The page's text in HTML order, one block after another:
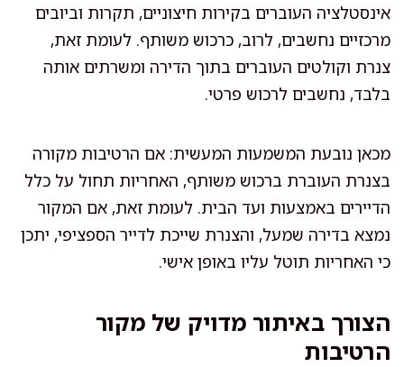
אינסטלציה העוברים בקירות חיצוניים, תקרות וביובים
מרכזיים נחשבים, לרוב, כרכוש משותף. לעומת זאת,
צנרת וקולטים העוברים בתוך הדירה ומשרתים אותה
בלבד, נחשבים לרכוש פרטי.
מכאן נובעת המשמעות המעשית: אם הרטיבות מקורה
בצנרת העוברת ברכוש משותף, האחריות תחול על כלל
הדיירים באמצעות ועד הבית. לעומת זאת, אם המקור
נמצא בדירה שמעל, והצנרת שייכת לדייר הספציפי, יתכן
כי האחריות תוטל עליו באופן אישי.
הצורך באיתור מדויק של מקור
הרטיבות